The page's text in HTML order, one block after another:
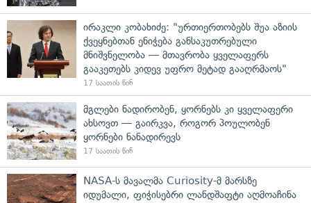
ირაკლი კობახიძე: "ურთიერთობებს შუა აზიის
ქვეყნებთან ენიჭება განსაკუთრებული
მნიშვნელობა — მთავრობა ყველაფერს
გააკეთებს კიდევ უფრო მეტად გააღრმაოს"
17 საათის წინ
მგლები ნადირობენ, ყორნებს კი ყველაფერი
ახსოვთ — გაირკვა, როგორ პოულობენ
ყორნები ნანადირევს
17 საათის წინ
NASA-ს მავალმა Curiosity-მ მარსზე
იდუმალი, ფიჭისებრი ლანდშაფტი აღმოაჩინა